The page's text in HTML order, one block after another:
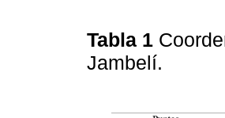
Tabla 1
Jambelí.